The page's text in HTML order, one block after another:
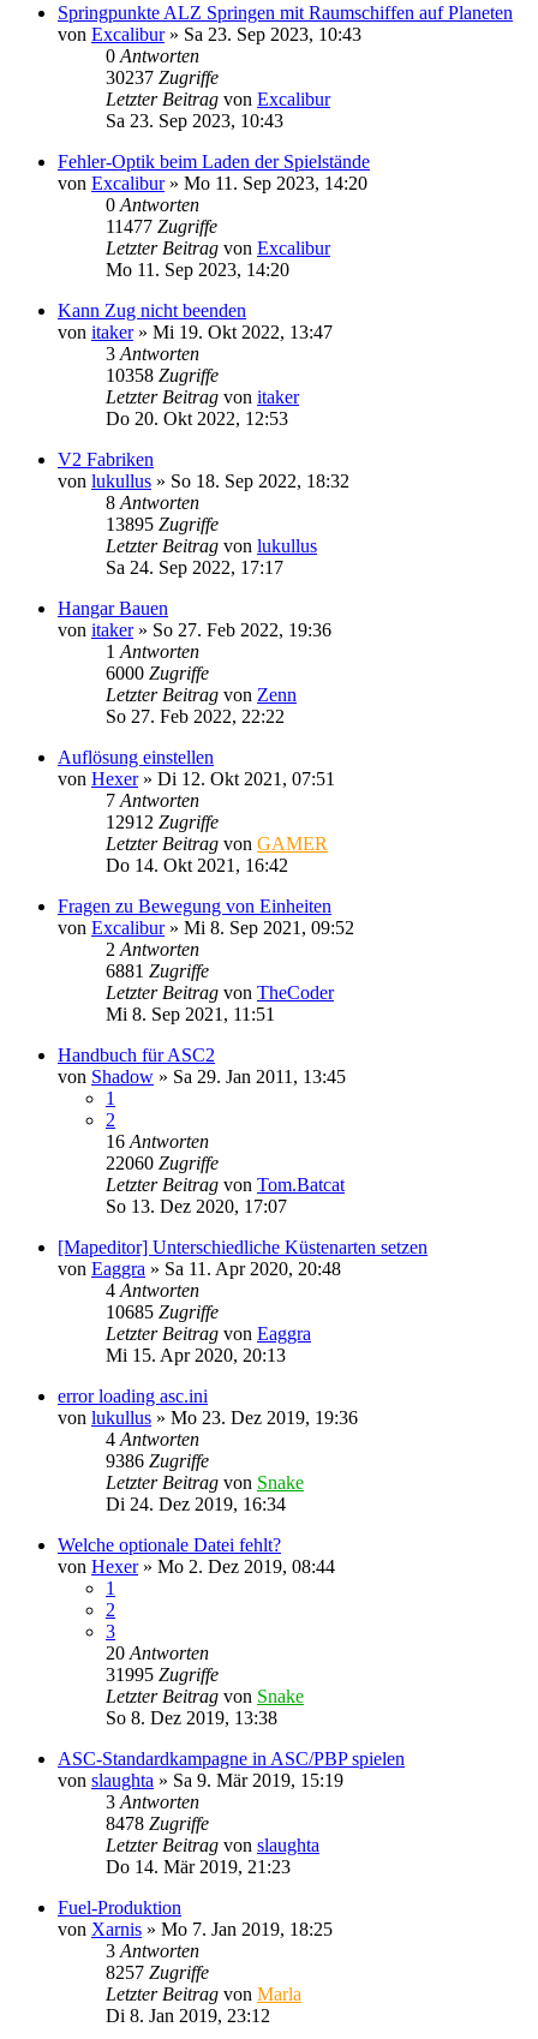
Springpunkte ALZ Springen mit Raumschiffen auf Planeten
von Excalibur» Sa 23. Sep 2023, 10:43
0 Antworten
30237 Zugriffe
Letzter Beitrag von Excalibur
Sa 23. Sep 2023, 10:43
Fehler-Optik beim Laden der Spielstände
von Excalibur» Mo 11. Sep 2023, 14:20
0 Antworten
11477 Zugriffe
Letzter Beitrag von Excalibur
Mo 11. Sep 2023, 14:20
Kann Zug nicht beenden
von itaker» Mi 19. Okt 2022, 13:47
3 Antworten
10358 Zugriffe
Letzter Beitrag von itaker
Do 20. Okt 2022, 12:53
V2 Fabriken
von lukullus » So 18. Sep 2022, 18:32
8 Antworten
13895 Zugriffe
Letzter Beitrag von lukullus
Sa 24. Sep 2022, 17:17
Hangar Bauen
von itaker» So 27. Feb 2022, 19:36
1 Antworten
6000 Zugriffe
Letzter Beitrag von Zenn
So 27. Feb 2022, 22:22
Auflösung einstellen
von Hexer» Di 12. Okt 2021, 07:51
7 Antworten
12912 Zugriffe
Letzter Beitrag von GAMER
Do 14. Okt 2021, 16:42
Fragen zu Bewegung von Einheiten
von Excalibur» Mi 8. Sep 2021, 09:52
2 Antworten
6881 Zugriffe
Letzter Beitrag von TheCoder
Mi 8. Sep 2021, 11:51
Handbuch für ASC2
von Shadow » Sa 29. Jan 2011, 13:45
1
2
16 Antworten
22060 Zugriffe
Letzter Beitrag von Tom.Batcat
So 13. Dez 2020, 17:07
[Mapeditor] Unterschiedliche Küstenarten setzen
von Eaggra » Sa 11. Apr 2020, 20:48
4 Antworten
10685 Zugriffe
Letzter Beitrag von Eaggra
Mi 15. Apr 2020, 20:13
error loading asc.ini
von lukullus » Mo 23. Dez 2019, 19:36
4 Antworten
9386 Zugriffe
Letzter Beitrag von Snake
Di 24. Dez 2019, 16:34
Welche optionale Datei fehlt?
von Hexer» Mo 2. Dez 2019, 08:44
1
2
3
20 Antworten
31995 Zugriffe
Letzter Beitrag von Snake
So 8. Dez 2019, 13:38
ASC-Standardkampagne in ASC/PBP spielen
von slaughta » Sa 9. Mär 2019, 15:19
3 Antworten
8478 Zugriffe
Letzter Beitrag von slaughta
Do 14. Mär 2019, 21:23
Fuel-Produktion
von Xarnis » Mo 7. Jan 2019, 18:25
3 Antworten
8257 Zugriffe
Letzter Beitrag von Marla
Di 8. Jan 2019, 23:12